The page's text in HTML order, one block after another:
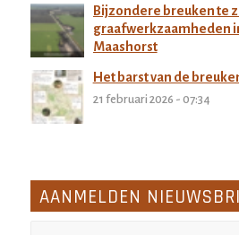
Bijzondere breuken te
graafwerkzaamheden
Maashorst
27 februari 2026 - 11:32
Het barst van de
21 februari 2026 - 07:34
AANMELDEN